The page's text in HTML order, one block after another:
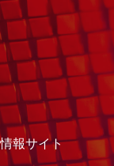
報サイト